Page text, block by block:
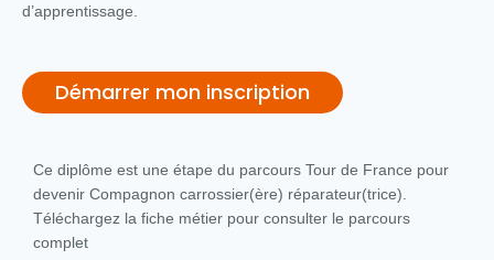
d’apprentissage.
Démarrer mon inscription
Ce diplôme est une étape du parcours Tour de France pour
devenir Compagnon carrossier(ère) réparateur(trice).
Téléchargez la fiche métier pour consulter le parcours
complet